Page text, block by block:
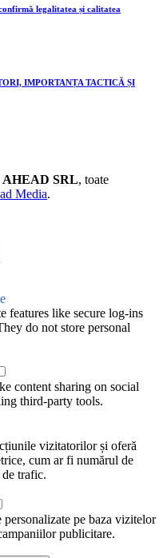
legalitatea și calitatea
IMPORTANȚA TACTICĂ ȘI
AHEAD SRL, toate
Media.
features like secure log-ins
do not store personal
content sharing on social
third-party tools.
vizitatorilor și oferă
cum ar fi numărul de
trafic.
pe baza vizitelor
publicitare.